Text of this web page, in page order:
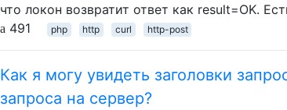
что локон возвратит ответ как result=OK.
491
php http curl http-post
Как я могу увидеть заголовки
запроса на сервер?